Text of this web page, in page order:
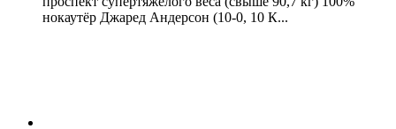
нокаутёр Джаред Андерсон (10-0, 10 К...